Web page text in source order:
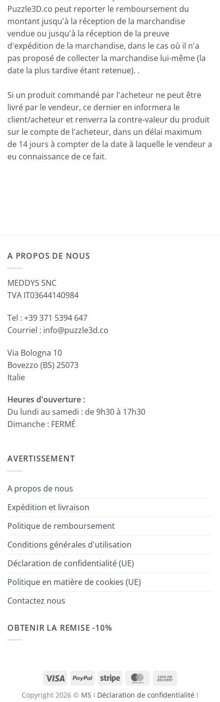
Puzzle3D.co peut reporter le remboursement du
montant jusqu'à la réception de la marchandise
vendue ou jusqu'à la réception de la preuve
d'expédition de la marchandise, dans le cas où il n'a
pas proposé de collecter la marchandise lui-même (la
date la plus tardive étant retenue). .
Si un produit commandé par l'acheteur ne peut être
livré par le vendeur, ce dernier en informera le
client/acheteur et renverra la contre-valeur du produit
sur le compte de l'acheteur, dans un délai maximum
de 14 jours à compter de la date à laquelle le vendeur a
eu connaissance de ce fait.
A PROPOS DE NOUS
MEDDYS SNC
TVA IT03644140984
Tel : +39 371 5394 647
Courriel : info@puzzle3d.co
Via Bologna 10
Bovezzo (BS) 25073
Italie
Heures d'ouverture :
Du lundi au samedi : de 9h30 à 17h30
Dimanche : FERMÉ
AVERTISSEMENT
A propos de nous
Expédition et livraison
Politique de remboursement
Conditions générales d'utilisation
Déclaration de confidentialité (UE)
Politique en matière de cookies (UE)
Contactez nous
OBTENIR LA REMISE -10%
Visa PayPal Stripe MasterCard
Delivery
Copyright 2026 © MS I Déclaration de confidentialité I